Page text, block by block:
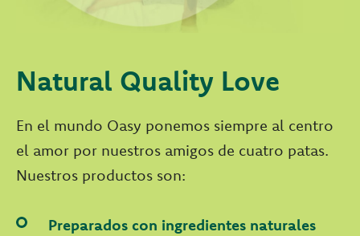
Natural Quality Love
En el mundo Oasy ponemos siempre al centro
el amor por nuestros amigos de cuatro patas.
Nuestros productos son:
Preparados con ingredientes naturales